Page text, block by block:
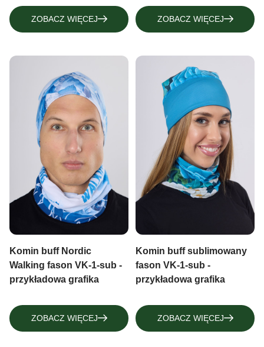
ZOBACZ WIĘCEJ ZOBACZ WIĘCEJ
Komin buff Nordic
Walking fason VK-1-sub -
przykładowa grafika
ZOBACZ WIĘCEJ
Komin buff sublimowany
fason VK-1-sub -
przykładowa grafika
ZOBACZ WIĘCEJ